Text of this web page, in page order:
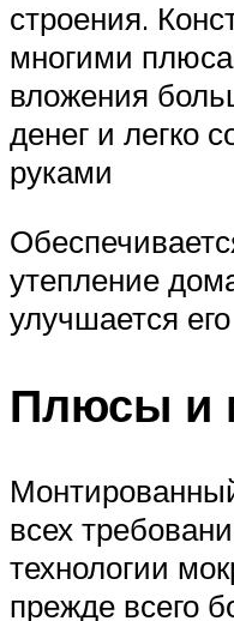
строения.
многими
вложения
денег и легко
руками
утепление
улучшается
Плюсы и
всех
технологии
прежде всего